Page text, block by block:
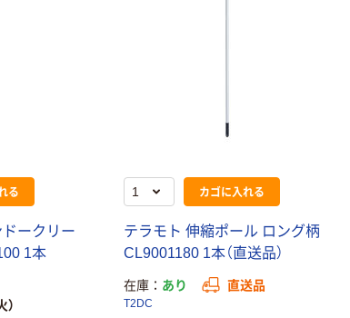
る
ークリー
1本
カゴに入れる
テラモト 伸縮ポール ロング柄
CL9001180 1本（直送品）
在庫 あり 直送品
T2DC
大塚製薬工場
経口補水液 オー
エスワン（OS-1）
ノミータイプ
A4タテ(コクヨ
￥115~